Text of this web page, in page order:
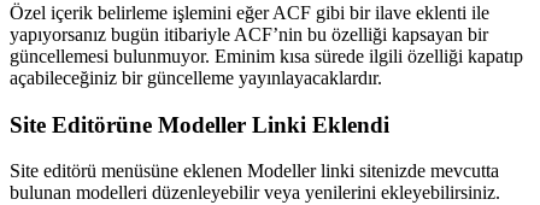
Özel içerik belirleme işlemini eğer ACF gibi bir ilave eklenti ile
yapıyorsanız bugün itibariyle ACF’nin bu özelliği kapsayan bir
güncellemesi bulunmuyor. Eminim kısa sürede ilgili özelliği kapatıp
açabileceğiniz bir güncelleme yayınlayacaklardır.
Site Editörüne Modeller Linki Eklendi
Site editörü menüsüne eklenen Modeller linki sitenizde mevcutta
bulunan modelleri düzenleyebilir veya yenilerini ekleyebilirsiniz.